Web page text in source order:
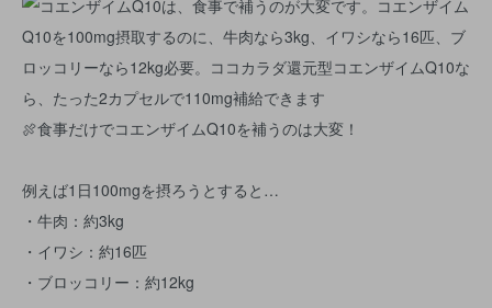
🍖食事だけでコエンザイムQ10を補うのは大変！
例えば1日100mgを摂ろうとすると…
・牛肉：約3kg
・イワシ：約16匹
・ブロッコリー：約12kg